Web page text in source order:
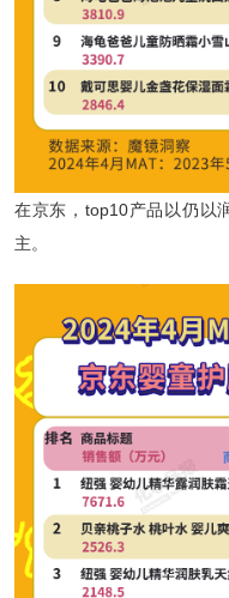
在京东，top10产品以仍以
主。